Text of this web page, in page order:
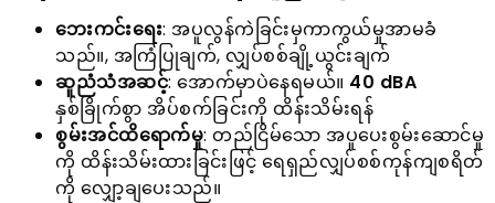
ဘေးကင်းရေး: အပူလွန်ကဲခြင်းမှကာကွယ်မှုအာမခံ
သည်။, အကြံပြုချက်, လျှပ်စစ်ချို့ယွင်းချက်
ဆူညံသံအဆင့်: အောက်မှာပဲနေရမယ်။ 40 dBA
နှစ်ခြိုက်စွာ အိပ်စက်ခြင်းကို ထိန်းသိမ်းရန်
စွမ်းအင်ထိရောက်မှု: တည်ငြိမ်သော အပူပေးစွမ်းဆောင်မှု
ကို ထိန်းသိမ်းထားခြင်းဖြင့် ရေရှည်လျှပ်စစ်ကုန်ကျစရိတ်
ကို လျှော့ချပေးသည်။